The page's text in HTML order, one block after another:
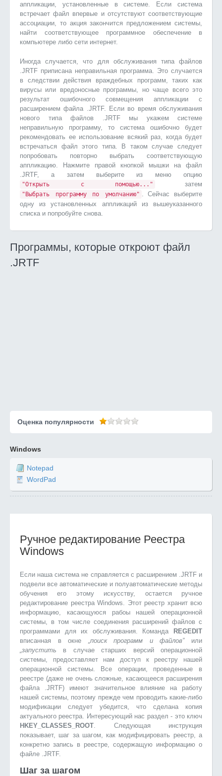
аппликации, установленные в системе. Если система
встречает файл впервые и отсутствуют соответствующие
ассоциации, то акция закончится предложением системы,
найти соответствующее программное обеспечение в
компьютере либо сети интернет.
Иногда случается, что для обслуживания типа файлов
.JRTF приписана неправильная программа. Это случается
в следствии действия враждебных программ, таких как
вирусы или вредоносные программы, но чаще всего это
результат ошибочного совмещения аппликации с
расширением файла .JRTF. Если во время обслуживания
нового типа файлов .JRTF мы укажем системе
неправильную программу, то система ошибочно будет
рекомендовать ее использование всякий раз, когда будет
встречаться файл этого типа. В таком случае следует
попробовать повторно выбрать соответствующую
аппликацию. Нажмите правой кнопкой мышки на файл
.JRTF, а затем выберите из меню опцию
"Открыть с помощью..." затем
"Выбрать программу по умолчанию" . Сейчас выберите
одну из установленных аппликаций из вышеуказанного
списка и попробуйте снова.
Программы, которые откроют файл
.JRTF
Оценка популярности
Windows
Notepad
WordPad
Ручное редактирование Реестра
Windows
Если наша система не справляется с расширением .JRTF и
подвели все автоматические и полуавтоматические методы
обучения его этому искусству, остается ручное
редактирование реестра Windows. Этот реестр хранит всю
информацию, касающуюся рабоы нашей операционной
системы, в том числе соединения расширений файлов с
программами для их обслуживания. Команда
REGEDIT
вписанная в окне „поиск программ и файлов”или
„запустить в случае старших версий операционной
системы, предоставляет нам доступ к реестру нашей
операционной системы. Все операции, проведенные в
реестре (даже не очень сложные, касающееся расширения
файла .JRTF) имеют значительное влияние на работу
нашей системы, поэтому прежде чем проводить какие-либо
модификации следует убедится, что сделана копия
актуального реестра. Интересующий нас раздел - это ключ
HKEY_CLASSES_ROOT. Следующая инструкция
показывает, шаг за шагом, как модифицировать реестр, а
конкретно запись в реестре, содержащую информацию о
файле .JRTF.
Шаг за шагом